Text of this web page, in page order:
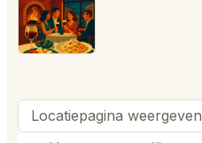
⭐
Locatiepagina weergeven